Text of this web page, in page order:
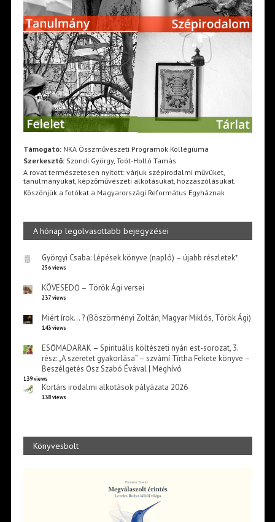
Támogató:NKA Összművészeti Programok Kollégiuma
Szerkesztő:Szondi György, Toót-Holló Tamás
A rovat természetesen nyitott: várjuk szépirodalmi művüket,
tanulmányukat, képzőművészeti alkotásukat, hozzászólásukat.
Köszönjük a fotókat a Magyarországi Református Egyháznak
A hónap legolvasottabb bejegyzései
Györgyi Csaba: Lépések könyve (napló) – újabb részletek*
256 views
KÖVESEDŐ – Török Ági versei
237 views
Miért írok… ? (Böszörményi Zoltán, Magyar Miklós, Török Ági)
143 views
ESŐMADARAK – Spirituális költészeti nyári est-sorozat, 3.
rész: „A szeretet gyakorlása” – szvámí Tírtha Fekete könyve –
Beszélgetés Ősz Szabó Évával | Meghívó
139 views
Kortárs irodalmi alkotások pályázata 2026
138 views
Könyvesbolt